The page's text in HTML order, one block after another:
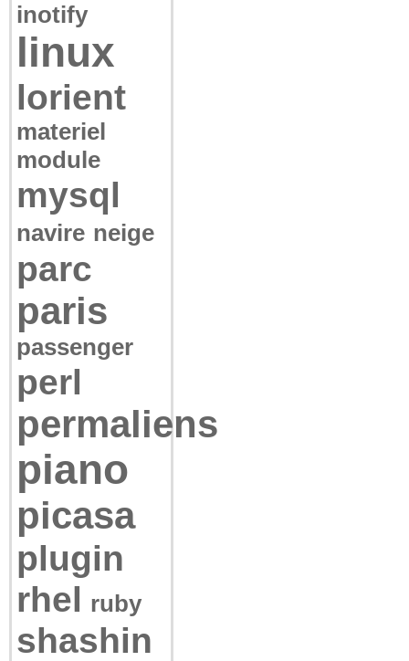
inotify
linux
lorient
materiel
module
mysql
navire neige
parc
paris
passenger
perl
permaliens
piano
picasa
plugin
rhel ruby
shashin